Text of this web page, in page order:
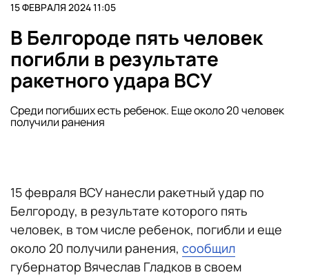
15 ФЕВРАЛЯ 2024 11:05
В Белгороде пять человек
погибли в результате
ракетного удара ВСУ
Среди погибших есть ребенок. Еще около 20 человек
получили ранения
15 февраля ВСУ нанесли ракетный удар по
Белгороду, в результате которого пять
человек, в том числе ребенок, погибли и еще
около 20 получили ранения, сообщил
губернатор Вячеслав Гладков в своем